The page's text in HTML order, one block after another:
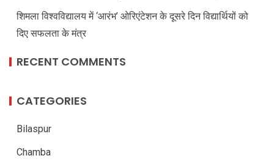
शिमला विश्वविद्यालय में ‘आरंभ’ ओरिएंटेशन के दूसरे दिन विद्यार्थियों को
दिए सफलता के मंत्र
RECENT COMMENTS
CATEGORIES
Bilaspur
Chamba